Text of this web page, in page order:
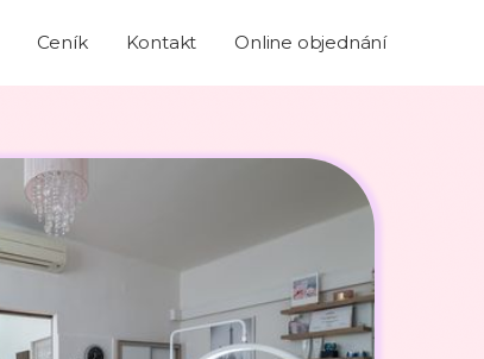
Ceník Kontakt Online objednání